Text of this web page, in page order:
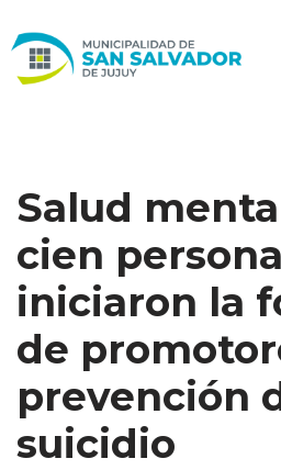
al
Salud
cien
iniciaron la
de
prevención
suicidio